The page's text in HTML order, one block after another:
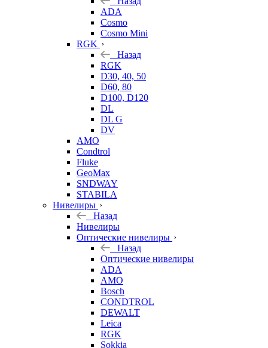
ADA
Cosmo
Cosmo Mini
RGK
Назад
RGK
D30, 40, 50
D60, 80
D100, D120
DL
DL G
DV
AMO
Condtrol
Fluke
GeoMax
SNDWAY
STABILA
Нивелиры
Назад
Нивелиры
Оптические нивелиры
Назад
Оптические нивелиры
ADA
AMO
Bosch
CONDTROL
DEWALT
Leica
RGK
Sokkia